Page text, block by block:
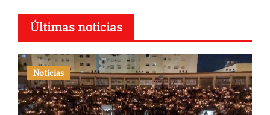
Últimas noticias
Noticias